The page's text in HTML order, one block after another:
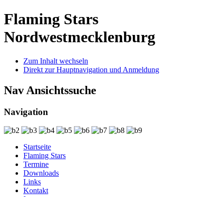
Flaming Stars
Nordwestmecklenburg
Zum Inhalt wechseln
Direkt zur Hauptnavigation und Anmeldung
Nav Ansichtssuche
Navigation
Startseite
Flaming Stars
Termine
Downloads
Links
Kontakt